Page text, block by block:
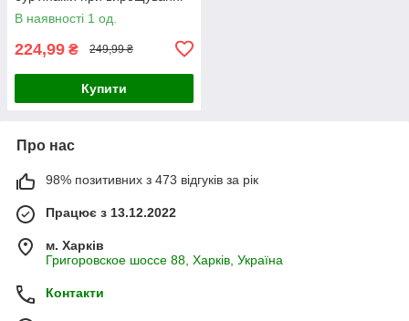
картоплі та овочів
В наявності 1 од.
224,99 ₴ 249,99 ₴
Купити
Про нас
98% позитивних з 473 відгуків за рік
Працює з 13.12.2022
м. Харків
Григоровское шоссе 88, Харків, Україна
Контакти